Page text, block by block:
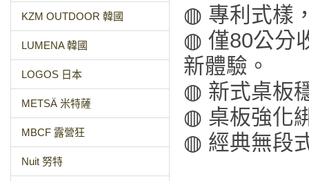
KZM OUTDOOR 韓國
LUMENA 韓國
LOGOS 日本
METSÄ 米特薩
MBCF 露營狂
Nuit 努特
◍ 專利式樣
◍ 僅80公分
新體驗。
◍ 新式桌板
◍ 桌板強化
◍ 經典無段